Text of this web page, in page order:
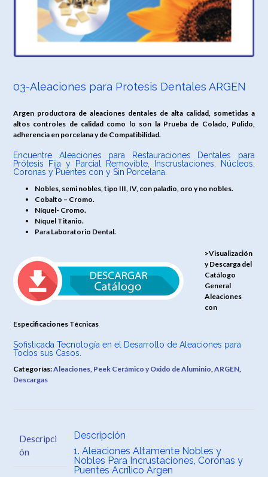
03-Aleaciones para Protesis Dentales ARGEN
Argen productora de aleaciones dentales de alta calidad, sometidas a
altos controles de calidad como lo son la Prueba de Colado, Pulido,
adherencia en porcelana y de Compatibilidad.
Encuentre Aleaciones para Restauraciones Dentales para
Prótesis Fija y Parcial Removible, Inscrustaciones, Núcleos,
Coronas y Puentes con y Sin Porcelana.
Nobles, semi nobles, tipo III, IV, con paladio, oro y no nobles.
Cobalto – Cromo.
Níquel- Cromo.
Níquel Titanio.
Para Laboratorio Dental.
>Visualización
y Descarga del
Catálogo
General
Aleaciones
con
Especificaciones Técnicas
Sofisticada Tecnología en el Desarrollo de Aleaciones para
Todos sus Casos.
Categorías:Aleaciones, Peek Cerámico y Oxido de Aluminio ARGEN
Descargas
Descripci
ón
Descripción
1. Aleaciones Altamente Nobles y
Nobles Para Incrustaciones, Coronas y
Puentes Acrílico Argen